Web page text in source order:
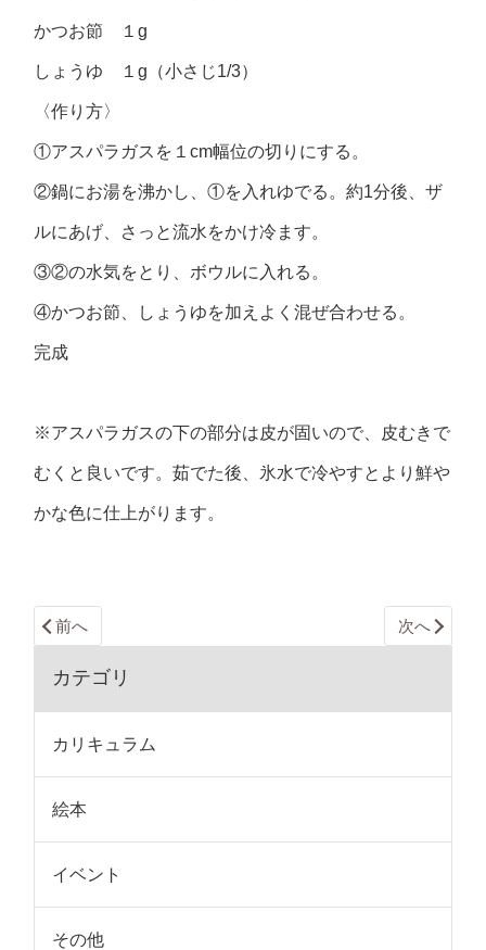
かつお節 １g
しょうゆ １g（小さじ1/3）
〈作り方〉
①アスパラガスを１cm幅位の切りにする。
②鍋にお湯を沸かし、①を入れゆでる。約1分後、ザ
ルにあげ、さっと流水をかけ冷ます。
③②の水気をとり、ボウルに入れる。
④かつお節、しょうゆを加えよく混ぜ合わせる。
完成
※アスパラガスの下の部分は皮が固いので、皮むきで
むくと良いです。茹でた後、氷水で冷やすとより鮮や
かな色に仕上がります。
前へ 次へ
カテゴリ
カリキュラム
絵本
イベント
その他